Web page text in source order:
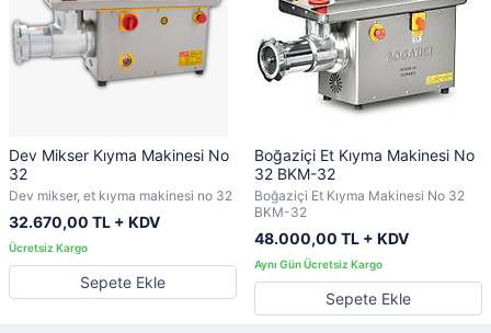
Dev Mikser Kıyma Makinesi No
32
Dev mikser, et kıyma makinesi no 32
32.670,00 TL + KDV
Sepete Ekle
Boğaziçi Et Kıyma Makinesi No
32 BKM-32
Boğaziçi Et Kıyma Makinesi No 32
BKM-32
48.000,00 TL + KDV
Sepete Ekle